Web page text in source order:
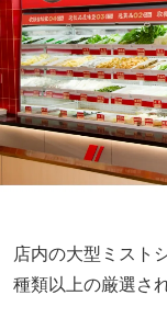
店内の大型ミスト
種類以上の厳選さ